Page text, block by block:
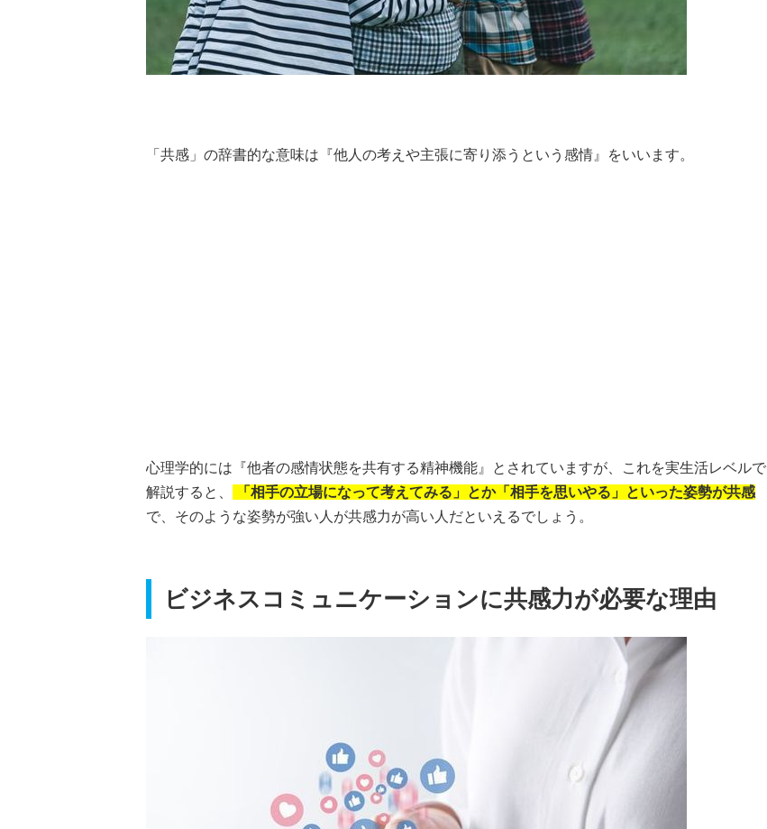
「共感」の辞書的な意味は『他人の考えや主張に寄り添うという感情』をいいます。
心理学的には『他者の感情状態を共有する精神機能』とされていますが、これを実生活レベルで
解説すると、
「相手の立場になって考えてみる」とか「相手を思いやる」といった姿勢が共感
で、そのような姿勢が強い人が共感力が高い人だといえるでしょう。
ビジネスコミュニケーションに共感力が必要な理由